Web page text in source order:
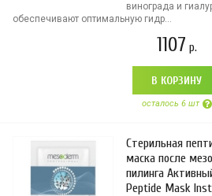
винограда и
обеспечивают оптимальную гидр...
1107 р.
В КОРЗИНУ
осталось 6 шт
Стерильная
маска после
пилинга
Peptide Mask